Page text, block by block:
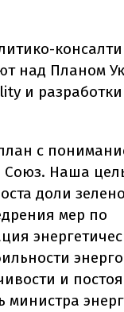
над Планом
и
с
Наша
доли
мер по
и
министра